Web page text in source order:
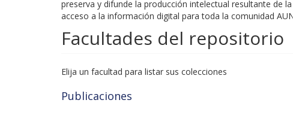
preserva y difunde la producción intelectual resultante de
acceso a la información digital para toda la comunidad
Facultades del repositorio
Elija un facultad para listar sus colecciones
Publicaciones